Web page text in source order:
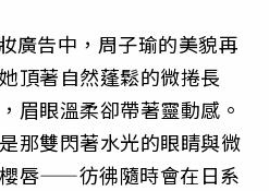
廣告中，周子瑜的美貌再
頂著自然蓬鬆的微捲長
眉眼溫柔卻帶著靈動感。
那雙閃著水光的眼睛與微
唇——彷彿隨時會在日系